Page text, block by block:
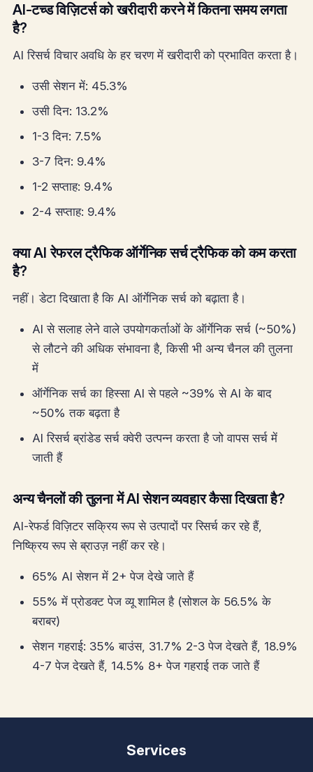
AI-टच्ड विज़िटर्स को खरीदारी करने में कितना समय लगता
है?
AI रिसर्च विचार अवधि के हर चरण में खरीदारी को प्रभावित करता है।
उसी सेशन में: 45.3%
उसी दिन: 13.2%
1-3 दिन: 7.5%
3-7 दिन: 9.4%
1-2 सप्ताह: 9.4%
2-4 सप्ताह: 9.4%
क्या AI रेफरल ट्रैफिक ऑर्गेनिक सर्च ट्रैफिक को कम करता
है?
नहीं। डेटा दिखाता है कि AI ऑर्गेनिक सर्च को बढ़ाता है।
AI से सलाह लेने वाले उपयोगकर्ताओं के ऑर्गेनिक सर्च (~50%)
से लौटने की अधिक संभावना है, किसी भी अन्य चैनल की तुलना
में
ऑर्गेनिक सर्च का हिस्सा AI से पहले ~39% से AI के बाद
~50% तक बढ़ता है
AI रिसर्च ब्रांडेड सर्च क्वेरी उत्पन्न करता है जो वापस सर्च में
जाती हैं
अन्य चैनलों की तुलना में AI सेशन व्यवहार कैसा दिखता है?
AI-रेफर्ड विज़िटर सक्रिय रूप से उत्पादों पर रिसर्च कर रहे हैं,
निष्क्रिय रूप से ब्राउज़ नहीं कर रहे।
65% AI सेशन में 2+ पेज देखे जाते हैं
55% में प्रोडक्ट पेज व्यू शामिल है (सोशल के 56.5% के
बराबर)
सेशन गहराई: 35% बाउंस, 31.7% 2-3 पेज देखते हैं, 18.9%
4-7 पेज देखते हैं, 14.5% 8+ पेज गहराई तक जाते हैं
Services